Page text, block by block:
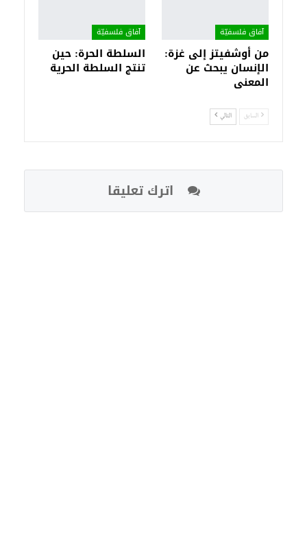
آفاق فلسفيّة‎
من أوشفيتز إلى غزة:
الإنسان يبحث عن
المعنى
آفاق فلسفيّة‎
السلطة الحرة: حين
تنتج السلطة الحرية
السابق التالي
اترك تعليقا